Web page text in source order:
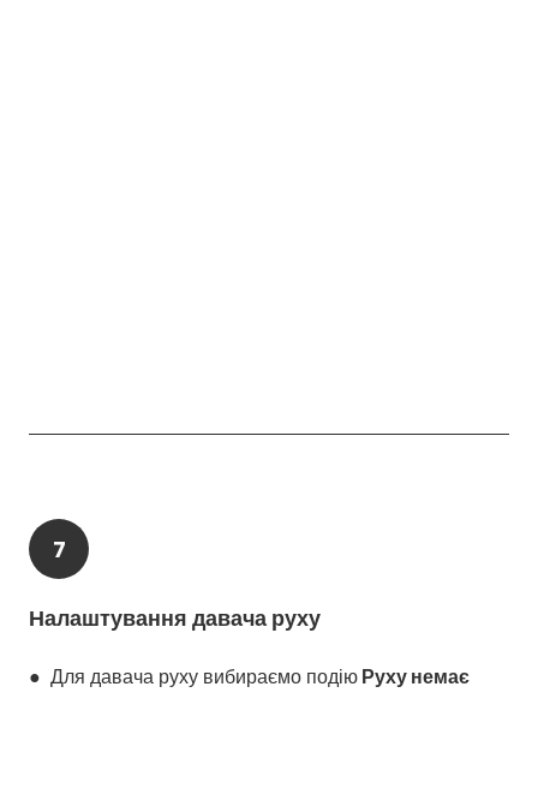
7
Налаштування давача руху
● Для давача руху вибираємо подіюРуху немає